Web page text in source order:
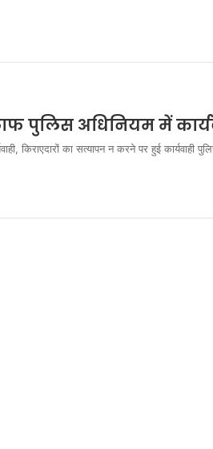
पुलिस अधिनियम में
किराएदारों का सत्यापन न करने पर हुई कार्यवाही